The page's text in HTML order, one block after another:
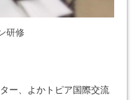
研修
ー、よかトピア国際交流